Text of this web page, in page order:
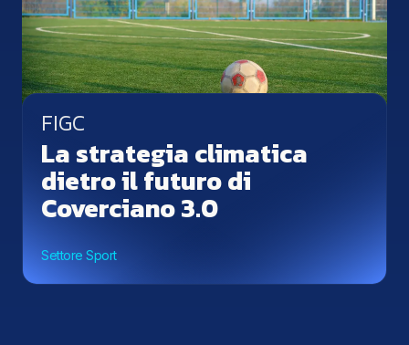
FIGC
La strategia climatica
dietro il futuro di
Coverciano 3.0
Settore Sport